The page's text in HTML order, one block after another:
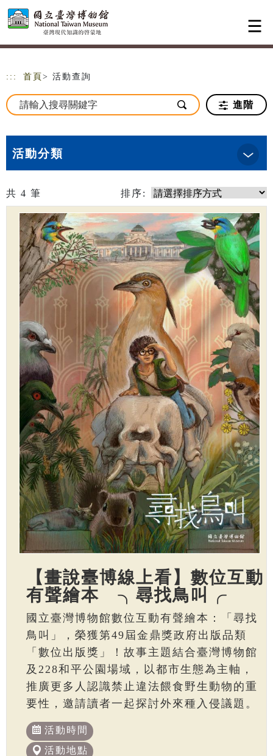
跳到主要內容
網站導覽
::: 首頁 > 活動查詢
進階
活動分類
共 4 筆 排序:
【畫說臺博線上看】數位互動
有聲繪本 ╮尋找鳥叫╭
國立臺灣博物館數位互動有聲繪本：「尋找
鳥叫」，榮獲第49屆金鼎獎政府出版品類
「數位出版獎」！故事主題結合臺灣博物館
及228和平公園場域，以都市生態為主軸，
推廣更多人認識禁止違法餵食野生動物的重
要性，邀請讀者一起探討外來種入侵議題。
活動時間
活動地點